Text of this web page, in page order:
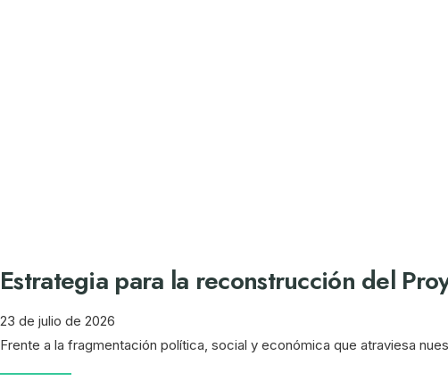
Estrategia para la reconstrucción del
23 de julio de 2026
Frente a la fragmentación política, social y económica que atraviesa